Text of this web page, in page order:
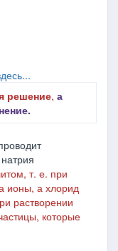
решение, а
т. е. при
ионы, а хлорид
растворении
которые